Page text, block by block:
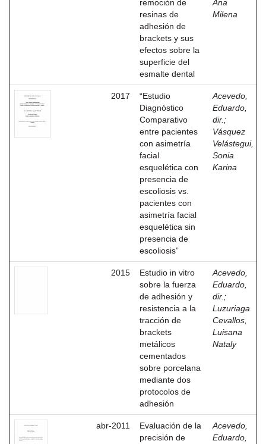
remoción de
resinas de
adhesión de
brackets y sus
efectos sobre la
superficie del
esmalte dental
Ana
Milena
2017
“Estudio
Diagnóstico
Comparativo
entre pacientes
con asimetría
facial
esquelética con
presencia de
escoliosis vs.
pacientes con
asimetría facial
esquelética sin
presencia de
escoliosis”
Acevedo,
Eduardo,
dir. ;
Vásquez
Velástegui,
Sonia
Karina
2015
Estudio in vitro
sobre la fuerza
de adhesión y
resistencia a la
tracción de
brackets
metálicos
cementados
sobre porcelana
mediante dos
protocolos de
adhesión
Acevedo,
Eduardo,
dir. ;
Luzuriaga
Cevallos,
Luisana
Nataly
abr-2011
Evaluación de la
precisión de
Acevedo,
Eduardo,